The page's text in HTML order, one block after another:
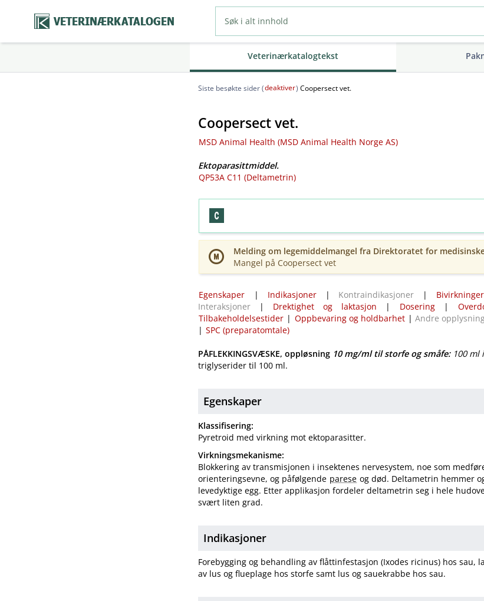
VETERINÆRKATALOGEN
Veterinærkatalogtekst
Siste besøkte sider (deaktiver) Coopersect vet.
Coopersect vet.
MSD Animal Health (MSD Animal Health Norge AS)
Ektoparasittmiddel.
QP53A C11 (Deltametrin)
Melding om legemiddelmangel fra Direktoratet for
Mangel på Coopersect vet
Egenskaper | Indikasjoner | Kontraindikasjoner | Bivirkninger
Interaksjoner | Drektighet og laktasjon | Dosering |
Tilbakeholdelsestider | Oppbevaring og holdbarhet |Andre
| SPC (preparatomtale)
PÅFLEKKINGSVÆSKE, oppløsning 10 mg/mltil storfe og småfe: 100 ml
triglyserider til 100 ml.
Egenskaper
Klassifisering:
Pyretroid med virkning mot ektoparasitter.
Virkningsmekanisme:
Blokkering av transmisjonen i insektenes nervesystem, noe som
orienteringsevne, og påfølgende parese og død. Deltametrin hemmer
levedyktige egg. Etter applikasjon fordeler deltametrin seg i hele
svært liten grad.
Indikasjoner
Forebygging og behandling av flåttinfestasjon (Ixodes ricinus) hos sau,
av lus og flueplage hos storfe samt lus og sauekrabbe hos sau.